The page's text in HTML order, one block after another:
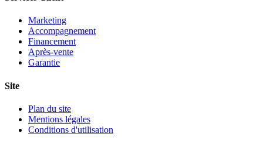
Marketing
Accompagnement
Financement
Après-vente
Garantie
Site
Plan du site
Mentions légales
Conditions d'utilisation